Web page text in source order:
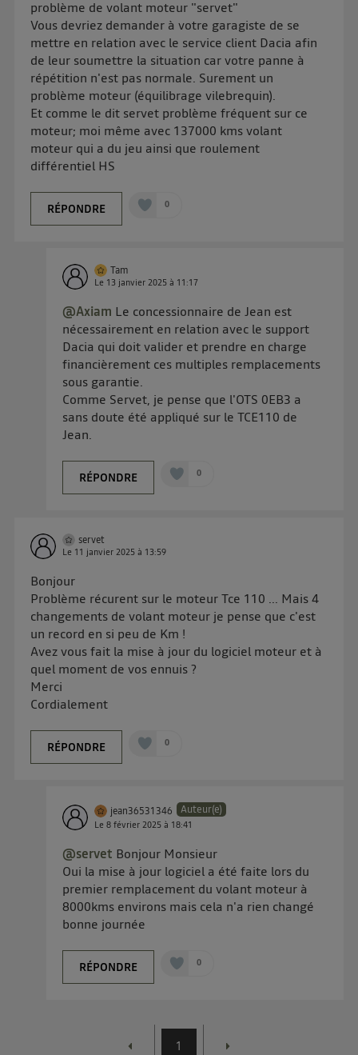
problème de volant moteur "servet"
Vous devriez demander à votre garagiste de se
mettre en relation avec le service client Dacia afin
de leur soumettre la situation car votre panne à
répétition n'est pas normale. Surement un
problème moteur (équilibrage vilebrequin).
Et comme le dit servet problème fréquent sur ce
moteur; moi même avec 137000 kms volant
moteur qui a du jeu ainsi que roulement
différentiel HS
RÉPONDRE 0
Tam
Le 13 janvier 2025 à 11:17
@Axiam Le concessionnaire de Jean est
nécessairement en relation avec le support
Dacia qui doit valider et prendre en charge
financièrement ces multiples remplacements
sous garantie.
Comme Servet, je pense que l'OTS 0EB3 a
sans doute été appliqué sur le TCE110 de
Jean.
RÉPONDRE 0
servet
Le 11 janvier 2025 à 13:59
Bonjour
Problème récurent sur le moteur Tce 110 ... Mais 4
changements de volant moteur je pense que c'est
un record en si peu de Km !
Avez vous fait la mise à jour du logiciel moteur et à
quel moment de vos ennuis ?
Merci
Cordialement
RÉPONDRE 0
jean36531346 Auteur(e)
Le8 février 2025 à 18:41
@servet Bonjour Monsieur
Oui la mise à jour logiciel a été faite lors du
premier remplacement du volant moteur à
8000kms environs mais cela n'a rien changé
bonne journée
RÉPONDRE 0
1